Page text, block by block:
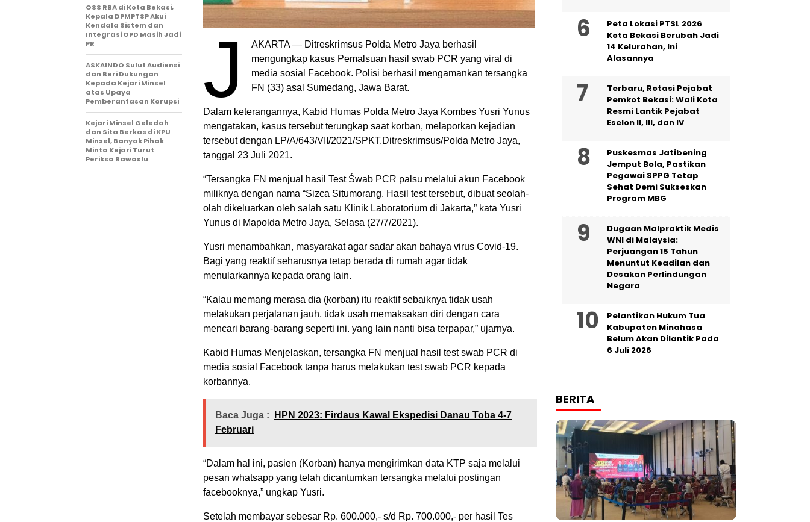
J
AKARTA — Ditreskrimsus Polda Metro Jaya berhasil
mengungkap kasus Pemalsuan hasil swab PCR yang viral di
media sosial Facebook. Polisi berhasil mengamankan tersangka
FN (33) asal Sumedang, Jawa Barat.
Dalam keterangannya, Kabid Humas Polda Metro Jaya Kombes Yusri Yunus
mengatakan, kasus tersebut terungkap saat korban, melaporkan kejadian
tersebut dengan LP/A/643/VII/2021/SPKT.Ditreskrimsus/Polda Metro Jaya,
tanggal 23 Juli 2021.
“Tersangka FN menjual hasil Test Śwab PCR palsu melalui akun Facebook
miliknya dengan nama “Sizca Situmorang. Hasil test tersebut, dibuat seolah-
olah dikeluarkan oleh salah satu Klinik Laboratorium di Jakarta,” kata Yusri
Yunus di Mapolda Metro Jaya, Selasa (27/7/2021).
Yusri menambahkan, masyarakat agar sadar akan bahaya virus Covid-19.
Bagi yang reaktif seharusnya tetap berada di rumah agar tidak
menularkannya kepada orang lain.
“Kalau memang merasa dia (korban) itu reaktif sebaiknya tidak usah
melakukan perjalanan jauh, tidak usah memaksakan diri dengan cara
mencari barang-barang seperti ini. yang lain nanti bisa terpapar,” ujarnya.
Kabid Humas Menjelaskan, tersangka FN menjual hasil test swab PCR di
media sosial Facebook tanpa harus melakukan test swab PCR kepada
korbannya.
Baca Juga :
HPN 2023: Firdaus Kawal Ekspedisi Danau Toba 4-7
Februari
“Dalam hal ini, pasien (Korban) hanya mengirimkan data KTP saja melalui
pesan whatsapp yang telah dicantumkan tersangka melalui postingan
facebooknya,” ungkap Yusri.
Setelah membayar sebesar Rp. 600.000,- s/d Rp. 700.000,- per hasil Tes
‎OSS RBA di Kota Bekasi,
Kepala DPMPTSP Akui
Kendala Sistem dan
Integrasi OPD Masih Jadi
PR
ASKAINDO Sulut Audiensi
dan Beri Dukungan
Kepada Kejari Minsel
atas Upaya
Pemberantasan Korupsi
Kejari Minsel Geledah
dan Sita Berkas di KPU
Minsel, Banyak Pihak
Minta Kejari Turut
Periksa Bawaslu
Peta Lokasi PTSL 2026
Kota Bekasi Berubah Jadi
14 Kelurahan, Ini
Alasannya
‎Terbaru, Rotasi Pejabat
Pemkot Bekasi: Wali Kota
Resmi Lantik Pejabat
Eselon II, III, dan IV ‎
Puskesmas Jatibening
Jemput Bola, Pastikan
Pegawai SPPG Tetap
Sehat Demi Sukseskan
Program MBG
‎Dugaan Malpraktik Medis
WNI di Malaysia:
Perjuangan 15 Tahun
Menuntut Keadilan dan
Desakan Perlindungan
Negara
Pelantikan Hukum Tua
Kabupaten Minahasa
Belum Akan Dilantik Pada
6 Juli 2026
BERITA